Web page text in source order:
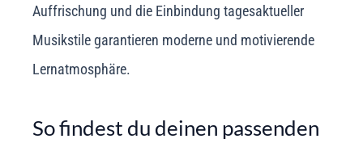
Auffrischung und die Einbindung tagesaktueller
Musikstile garantieren moderne und motivierende
Lernatmosphäre.
So findest du deinen passenden